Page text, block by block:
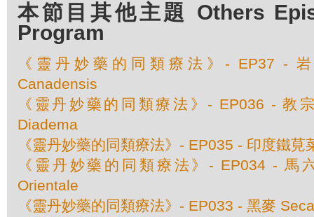
本節目其他主題 Others
Program
《靈丹妙藥的同類療法》- EP37 -
Canadensis
《靈丹妙藥的同類療法》- EP036 - 教
Diadema
《靈丹妙藥的同類療法》- EP035 - 印度鐵
《靈丹妙藥的同類療法》- EP034 - 馬
Orientale
《靈丹妙藥的同類療法》- EP033 - 黑麥